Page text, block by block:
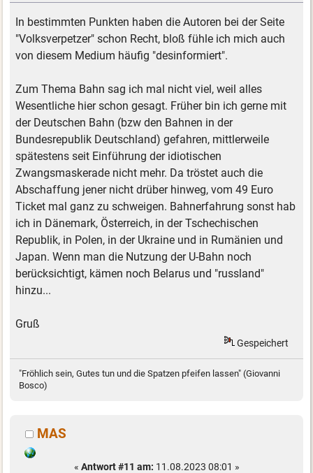
In bestimmten Punkten haben die Autoren bei der Seite
"Volksverpetzer" schon Recht, bloß fühle ich mich auch
von diesem Medium häufig "desinformiert".
Zum Thema Bahn sag ich mal nicht viel, weil alles
Wesentliche hier schon gesagt. Früher bin ich gerne mit
der Deutschen Bahn (bzw den Bahnen in der
Bundesrepublik Deutschland) gefahren, mittlerweile
spätestens seit Einführung der idiotischen
Zwangsmaskerade nicht mehr. Da tröstet auch die
Abschaffung jener nicht drüber hinweg, vom 49 Euro
Ticket mal ganz zu schweigen. Bahnerfahrung sonst hab
ich in Dänemark, Österreich, in der Tschechischen
Republik, in Polen, in der Ukraine und in Rumänien und
Japan. Wenn man die Nutzung der U-Bahn noch
berücksichtigt, kämen noch Belarus und "russland"
hinzu...
Gruß
Gespeichert
"Fröhlich sein, Gutes tun und die Spatzen pfeifen lassen" (Giovanni
Bosco)
MAS
« Antwort #11 am: 11.08.2023 08:01 »